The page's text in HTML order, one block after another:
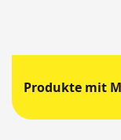
Produkte mit